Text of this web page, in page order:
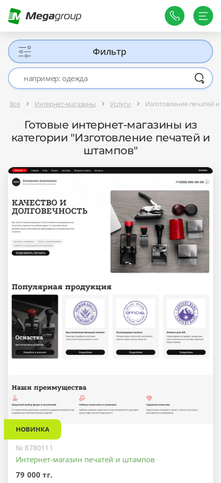
Фильтр
Все Интернет-магазины Услуги Изготовление печатей
Готовые интернет-магазины из
категории "Изготовление печатей и
штампов"
НОВИНКА
№ 8780111
Интернет-магазин печатей и штампов
79 000 тг.